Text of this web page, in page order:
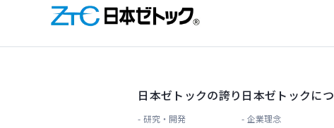
日本ゼトックの誇り
研究・開発
日本ゼトックに
企業理念